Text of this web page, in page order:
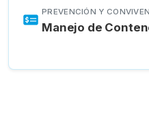
PREVENCIÓN Y
Manejo de